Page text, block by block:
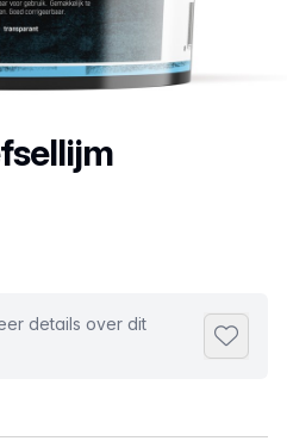
details over dit